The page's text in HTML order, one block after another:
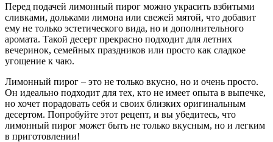
Перед подачей лимонный пирог можно украсить взбитыми
сливками, дольками лимона или свежей мятой, что добавит
ему не только эстетического вида, но и дополнительного
аромата. Такой десерт прекрасно подходит для летних
вечеринок, семейных праздников или просто как сладкое
угощение к чаю.
Лимонный пирог – это не только вкусно, но и очень просто.
Он идеально подходит для тех, кто не имеет опыта в выпечке,
но хочет порадовать себя и своих близких оригинальным
десертом. Попробуйте этот рецепт, и вы убедитесь, что
лимонный пирог может быть не только вкусным, но и легким
в приготовлении!